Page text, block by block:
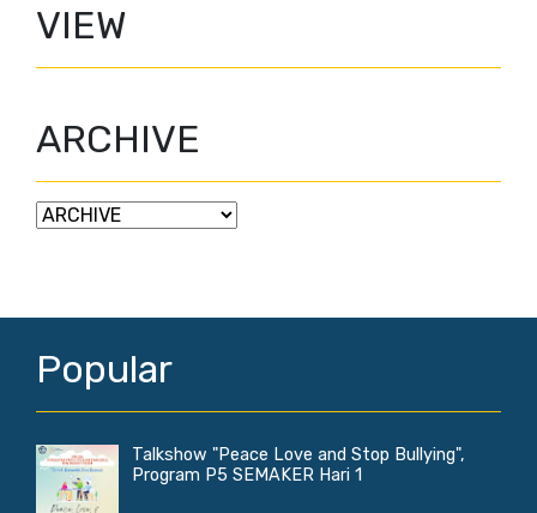
VIEW
ARCHIVE
Popular
Talkshow "Peace Love and Stop Bullying",
Program P5 SEMAKER Hari 1